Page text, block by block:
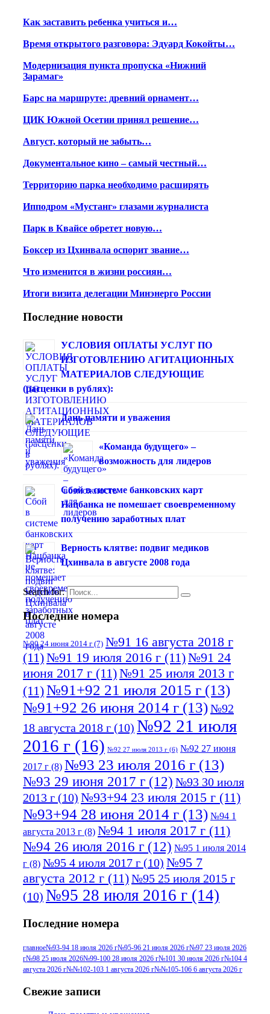
Как заставить ребенка учиться и…
Время открытого разговора: Эдуард Кокойты…
Модернизация пункта пропуска «Нижний
Зарамаг»
Барс на маршруте: древний орнамент…
ЦИК Южной Осетии принял решение…
Август, который не забыть…
Документальное кино – самый честный…
Территорию парка необходимо расширять
Ипподром «Мустанг» глазами журналиста
Парк в Квайсе обретет новую…
Боксер из Цхинвала оспорит звание…
Что изменится в жизни россиян…
Итоги визита делегации Минэнерго России
Последние новости
УСЛОВИЯ ОПЛАТЫ УСЛУГ ПО
ИЗГОТОВЛЕНИЮ АГИТАЦИОННЫХ
МАТЕРИАЛОВ СЛЕДУЮЩИЕ
(расценки в рублях):
Дань памяти и уважения
«Команда будущего» –
возможность для лидеров
Сбой в системе банковских карт
Нацбанка не помешает своевременному
получению заработных плат
Верность клятве: подвиг медиков
Цхинвала в августе 2008 года
Search for:
Последние номера
№90 24 июня 2014 г (7) №91 16 августа 2018 г
(11)№91 19 июля 2016 г (11)№91 24
июня 2017 г (11)№91 25 июля 2013 г
(11)№91+92 21 июля 2015 г (13)
№91+92 26 июня 2014 г (13)№92
18 августа 2018 г (10) №92 21 июля
2016 г (16) №92 27 июля 2013 г (6) №92 27 июня
2017 г (8) №93 23 июля 2016 г (13)
№93 29 июня 2017 г (12) №93 30 июля
2013 г (10) №93+94 23 июля 2015 г (11)
№93+94 28 июня 2014 г (13) №94 1
августа 2013 г (8) №94 1 июля 2017 г (11)
№94 26 июля 2016 г (12) №95 1 июля 2014
г (8) №95 4 июля 2017 г (10) №95 7
августа 2012 г (11)№95 25 июля 2015 г
(10) №95 28 июля 2016 г (14)
июля 2017 г(11)№96 9 августа 2012
г(13) №96 28 июля 2015 г(9) №96+97 3
июля 2014 г(10)№96+97 30 июля
июля 2017 г
Последние номера
главное№93-94 18 июля 2026 г№95-96 21 июля 2026 г№97 23 июля 2026
г№98 25 июля 2026№99-100 28 июля 2026 г№101 30 июля 2026 г№104 4
августа 2026 г№№102-103 1 августа 2026 г№№105-106 6 августа 2026 г
Свежие записи